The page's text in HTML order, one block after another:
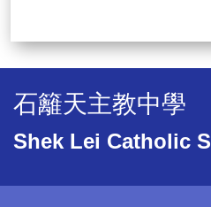
石籬天主教中學
Shek Lei Catholic